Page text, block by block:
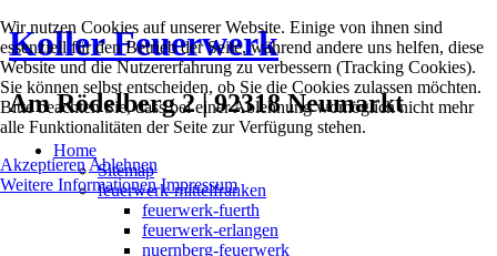
Koller Feuerwerk
Am Rödelberg 2 | 92318 Neumarkt
Home
Sitemap
feuerwerk-mittelfranken
feuerwerk-fuerth
feuerwerk-erlangen
nuernberg-feuerwerk
Wir nutzen Cookies auf unserer Website. Einige von ihnen sind
essenziell für den Betrieb der Seite, während andere uns helfen, diese
Website und die Nutzererfahrung zu verbessern (Tracking Cookies).
Sie können selbst entscheiden, ob Sie die Cookies zulassen möchten.
Bitte beachten Sie, dass bei einer Ablehnung womöglich nicht mehr
alle Funktionalitäten der Seite zur Verfügung stehen.
AkzeptierenAblehnen
Weitere Informationen Impressum